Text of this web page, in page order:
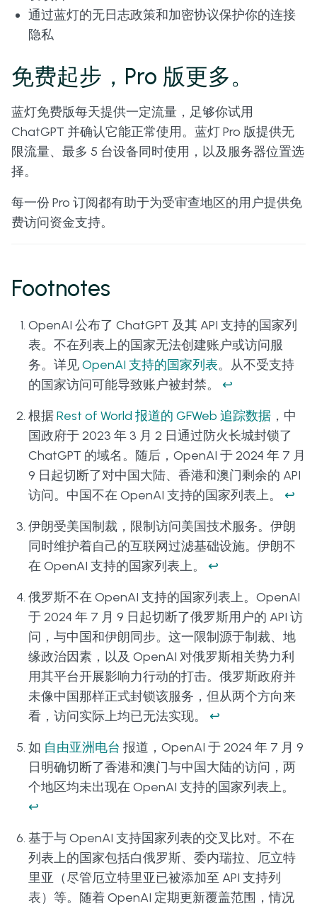
通过蓝灯的无日志政策和加密协议保护你的连接
隐私
免费起步，Pro 版更多。
蓝灯免费版每天提供一定流量，足够你试用
ChatGPT 并确认它能正常使用。蓝灯 Pro 版提供无
限流量、最多 5 台设备同时使用，以及服务器位置选
择。
每一份 Pro 订阅都有助于为受审查地区的用户提供免
费访问资金支持。
Footnotes
OpenAI 公布了 ChatGPT 及其 API 支持的国家列
表。不在列表上的国家无法创建账户或访问服
务。详见OpenAI 支持的国家列表。从不受支持
的国家访问可能导致账户被封禁。 ↩
根据Rest of World 报道的 GFWeb 追踪数据 ，中
国政府于 2023 年 3 月 2 日通过防火长城封锁了
ChatGPT 的域名。随后，OpenAI 于 2024 年 7 月
9 日起切断了对中国大陆、香港和澳门剩余的 API
访问。中国不在 OpenAI 支持的国家列表上。 ↩
伊朗受美国制裁，限制访问美国技术服务。伊朗
同时维护着自己的互联网过滤基础设施。伊朗不
在 OpenAI 支持的国家列表上。 ↩
俄罗斯不在 OpenAI 支持的国家列表上。OpenAI
于 2024 年 7 月 9 日起切断了俄罗斯用户的 API 访
问，与中国和伊朗同步。这一限制源于制裁、地
缘政治因素，以及 OpenAI 对俄罗斯相关势力利
用其平台开展影响力行动的打击。俄罗斯政府并
未像中国那样正式封锁该服务，但从两个方向来
看，访问实际上均已无法实现。 ↩
如 自由亚洲电台 报道，OpenAI 于 2024 年 7 月 9
日明确切断了香港和澳门与中国大陆的访问，两
个地区均未出现在 OpenAI 支持的国家列表上。
↩
基于与 OpenAI 支持国家列表的交叉比对。不在
列表上的国家包括白俄罗斯、委内瑞拉、厄立特
里亚（尽管厄立特里亚已被添加至 API 支持列
表）等。随着 OpenAI 定期更新覆盖范围，情况